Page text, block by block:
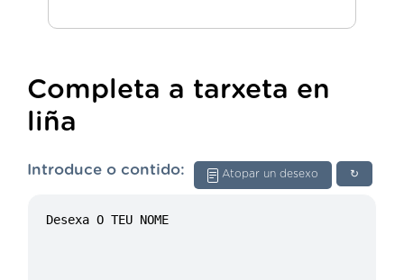
Completa a tarxeta en
liña
↻
Atopar un desexo
Introduce o contido: